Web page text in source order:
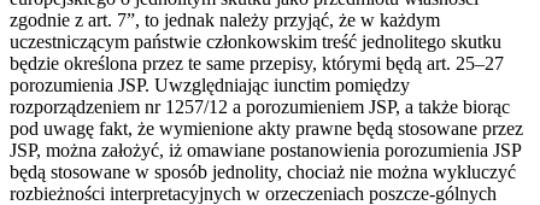
zgodnie z art. 7”, to jednak należy przyjąć, że w każdym
uczestniczącym państwie członkowskim treść jednolitego skutku
będzie określona przez te same przepisy, którymi będą art. 25–27
porozumienia JSP. Uwzględniając iunctim pomiędzy
rozporządzeniem nr 1257/12 a porozumieniem JSP, a także biorąc
pod uwagę fakt, że wymienione akty prawne będą stosowane przez
JSP, można założyć, iż omawiane postanowienia porozumienia JSP
będą stosowane w sposób jednolity, chociaż nie można wykluczyć
rozbieżności interpretacyjnych w orzeczeniach poszcze-gólnych